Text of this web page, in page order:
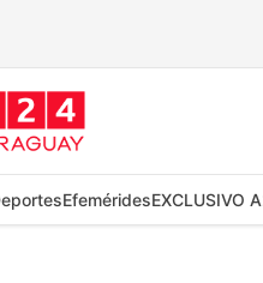
EfeméridesEXCLUSIVO